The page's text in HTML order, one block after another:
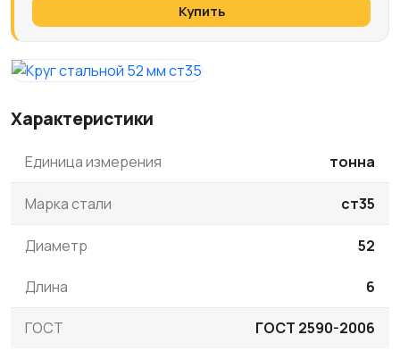
Купить
Характеристики
Единица измерения тонна
Марка стали ст35
Диаметр 52
Длина 6
ГОСТ ГОСТ 2590-2006